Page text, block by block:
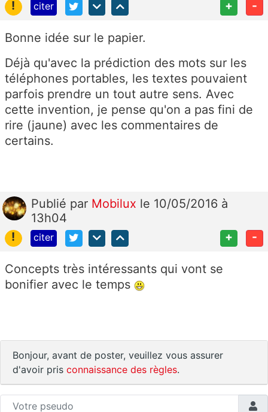
!
citer + -
Bonne idée sur le papier.
Déjà qu'avec la prédiction des mots sur les
téléphones portables, les textes pouvaient
parfois prendre un tout autre sens. Avec
cette invention, je pense qu'on a pas fini de
rire (jaune) avec les commentaires de
certains.
Publié par Mobilux le 10/05/2016 à
13h04
!
citer + -
Concepts très intéressants qui vont se
bonifier avec le temps
Bonjour, avant de poster, veuillez vous assurer
d'avoir pris connaissance des règles.